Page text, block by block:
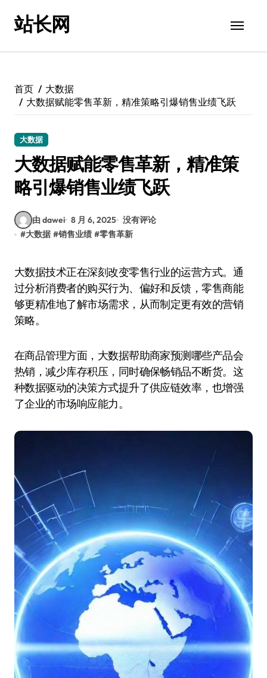
站长网
首页
大数据
大数据赋能零售革新，精准策略引爆销售业绩飞跃
大数据
大数据赋能零售革新，精准策
略引爆销售业绩飞跃
由 dawei 8 月 6, 2025 没有评论
#大数据 #销售业绩 #零售革新
大数据技术正在深刻改变零售行业的运营方式。通
过分析消费者的购买行为、偏好和反馈，零售商能
够更精准地了解市场需求，从而制定更有效的营销
策略。
在商品管理方面，大数据帮助商家预测哪些产品会
热销，减少库存积压，同时确保畅销品不断货。这
种数据驱动的决策方式提升了供应链效率，也增强
了企业的市场响应能力。